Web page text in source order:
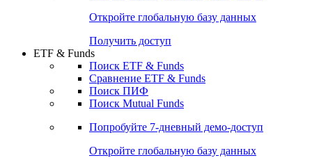
Откройте глобальную базу данных
Получить доступ
ETF & Funds
Поиск ETF & Funds
Сравнение ETF & Funds
Поиск ПИФ
Поиск Mutual Funds
Попробуйте 7-дневный демо-доступ
Откройте глобальную базу данных